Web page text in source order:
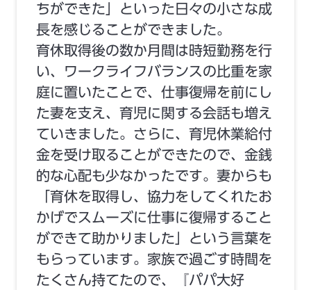
ちができた」といった日々の小さな成
長を感じることができました。
育休取得後の数か月間は時短勤務を行
い、ワークライフバランスの比重を家
庭に置いたことで、仕事復帰を前にし
た妻を支え、育児に関する会話も増え
ていきました。さらに、育児休業給付
金を受け取ることができたので、金銭
的な心配も少なかったです。妻からも
「育休を取得し、協力をしてくれたお
かげでスムーズに仕事に復帰すること
ができて助かりました」という言葉を
もらっています。家族で過ごす時間を
たくさん持てたので、『パパ大好